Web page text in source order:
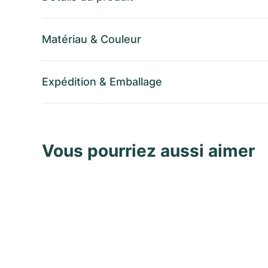
Matériau & Couleur
Expédition & Emballage
Vous pourriez aussi aimer